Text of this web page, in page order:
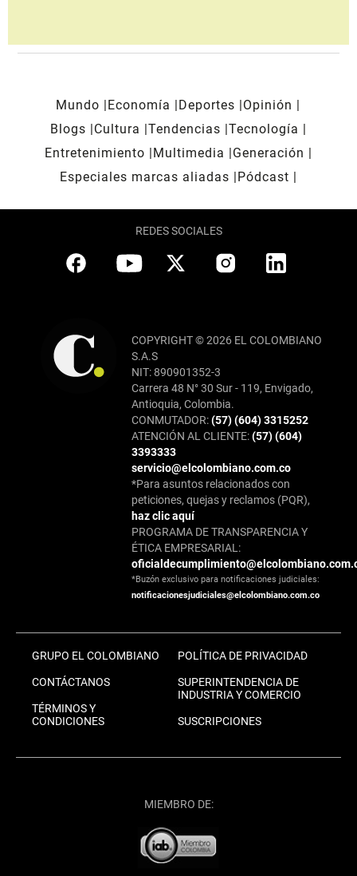
Mundo Economía Deportes
Opinión
Blogs
Cultura Tendencias Tecnología
Entretenimiento
Multimedia
Generación
Especiales marcas aliadas
Pódcast
REDES SOCIALES
COPYRIGHT © 2026 EL COLOMBIANO
S.A.S
NIT: 890901352-3
Carrera 48 N° 30 Sur - 119, Envigado,
Antioquia, Colombia.
CONMUTADOR:(57) (604) 3315252
ATENCIÓN AL CLIENTE:(57) (604)
3393333
servicio@elcolombiano.com.co
*Para asuntos relacionados con
peticiones, quejas y reclamos (PQR),
haz clic aquí
PROGRAMA DE TRANSPARENCIA Y
ÉTICA EMPRESARIAL:
*Buzón exclusivo para notificaciones judiciales:
notificacionesjudiciales@elcolombiano.com.co
GRUPO EL COLOMBIANO
CONTÁCTANOS
TÉRMINOS Y
CONDICIONES
POLÍTICA DE PRIVACIDAD
SUPERINTENDENCIA DE
INDUSTRIA Y COMERCIO
SUSCRIPCIONES
MIEMBRO DE: